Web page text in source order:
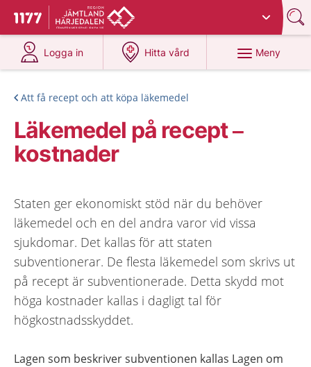
Till startsidan för 1177
Du har valt region
Logga in
på 1177.se
Hitta vård
på 1177.se
Meny
Att få recept och att köpa läkemedel
Läkemedel på recept –
kostnader
Staten ger ekonomiskt stöd när du behöver
läkemedel och en del andra varor vid vissa
sjukdomar. Det kallas för att staten
subventionerar. De flesta läkemedel som skrivs ut
på recept är subventionerade. Detta skydd mot
höga kostnader kallas i dagligt tal för
högkostnadsskyddet.
Lagen som beskriver subventionen kallas Lagen om